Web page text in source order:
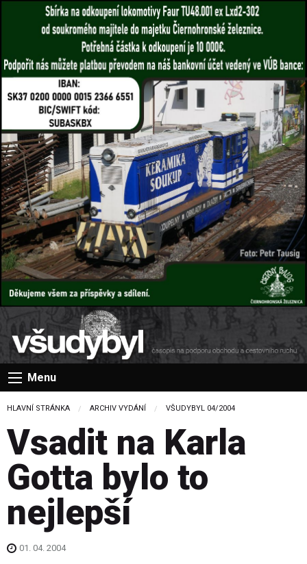
Menu
HLAVNÍ STRÁNKA ARCHIV VYDÁNÍ VŠUDYBYL 04/2004
Vsadit na Karla
Gotta bylo to
nejlepší
01. 04. 2004